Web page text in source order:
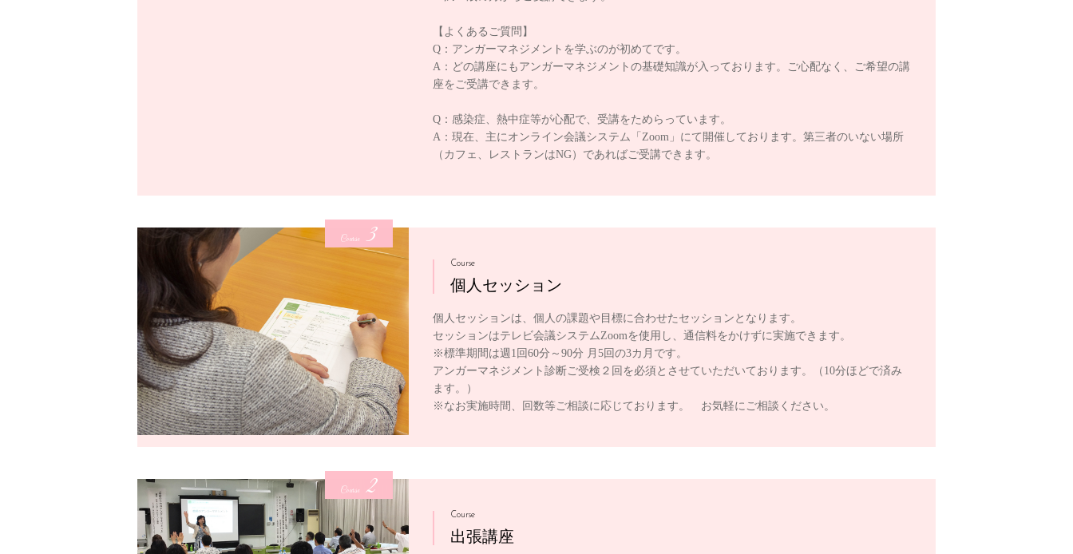
【よくあるご質問】
Q：アンガーマネジメントを学ぶのが初めてです。
A：どの講座にもアンガーマネジメントの基礎知識が入っております。ご心配なく、ご希望の講
座をご受講できます。
Q：感染症、熱中症等が心配で、受講をためらっています。
A：現在、主にオンライン会議システム「Zoom」にて開催しております。第三者のいない場所
（カフェ、レストランはNG）であればご受講できます。
Course 3
Course
個人セッション
個人セッションは、個人の課題や目標に合わせたセッションとなります。
セッションはテレビ会議システムZoomを使用し、通信料をかけずに実施できます。
※標準期間は週1回60分～90分 月5回の3カ月です。
アンガーマネジメント診断ご受検２回を必須とさせていただいております。（10分ほどで済み
ます。）
※なお実施時間、回数等ご相談に応じております。 お気軽にご相談ください。
Course 2
Course
出張講座